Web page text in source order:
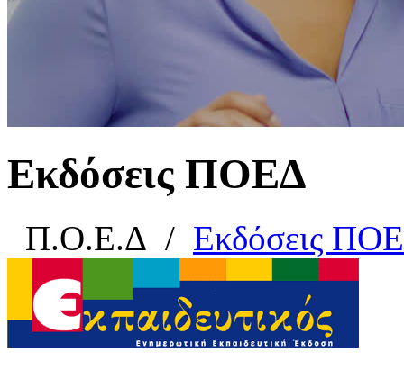
Εκδόσεις ΠΟΕΔ
Π.Ο.Ε.Δ / Εκδόσεις